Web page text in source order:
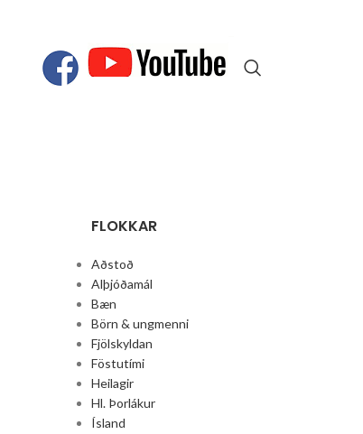
FLOKKAR
Aðstoð
Alþjóðamál
Bæn
Börn & ungmenni
Fjölskyldan
Föstutími
Heilagir
Hl. Þorlákur
Ísland